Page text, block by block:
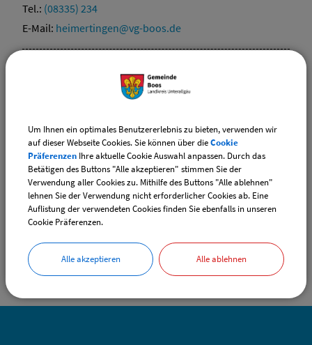
Tel.: (08335) 234
E-Mail: heimertingen@vg-boos.de
E-Mail:pless@vg-boos.de
Ansprechpartner:
HelmutErben
Tel.:(08335) 9829-0
E-Mail: boos@vg-boos.de
Um Ihnen ein optimales Benutzererlebnis zu bieten, verwenden wir
auf dieser Webseite Cookies. Sie können über dieCookie
Präferenzen Ihre aktuelle Cookie Auswahl anpassen. Durch das
Betätigen des Buttons "Alle akzeptieren" stimmen Sie der
Verwendung aller Cookies zu. Mithilfe des Buttons "Alle ablehnen"
lehnen Sie der Verwendung nicht erforderlicher Cookies ab. Eine
Auflistung der verwendeten Cookies finden Sie ebenfalls in unseren
Cookie Präferenzen.
Alle akzeptieren Alle ablehnen